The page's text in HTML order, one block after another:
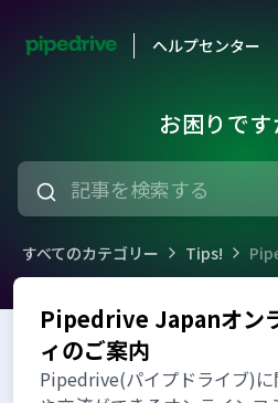
ヘルプセンター
お困りで
すべてのカテゴリー Tips!
Pipedrive Japanオン
ィのご案内
Pipedrive(パイプドライブ)